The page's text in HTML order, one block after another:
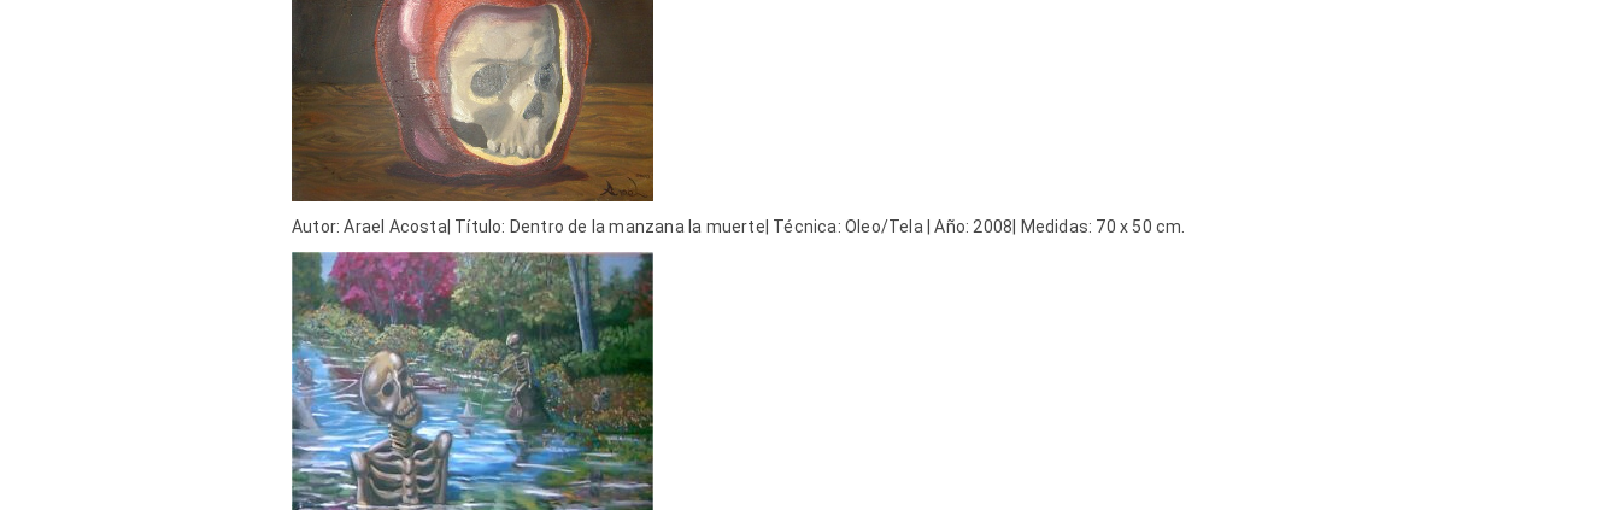
Autor: Arael Acosta| Título: Dentro de la manzana la muerte| Técnica: Oleo/Tela | Año: 2008| Medidas: 70 x 50 cm.